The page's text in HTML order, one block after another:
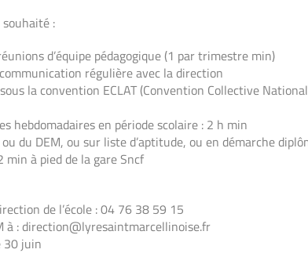
:
d’équipe pédagogique (1 par trimestre min)
régulière avec la direction
la convention ECLAT (Convention Collective
hebdomadaires en période scolaire : 2 h min
du DEM, ou sur liste d’aptitude, ou en démarche
min à pied de la gare Sncf
de l’école : 04 76 38 59 15
à : direction@lyresaintmarcellinoise.fr
30 juin